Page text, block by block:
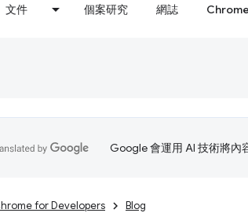
文件 個案研究 網誌
Google 會運用 AI 技術將內
for Developers Blog